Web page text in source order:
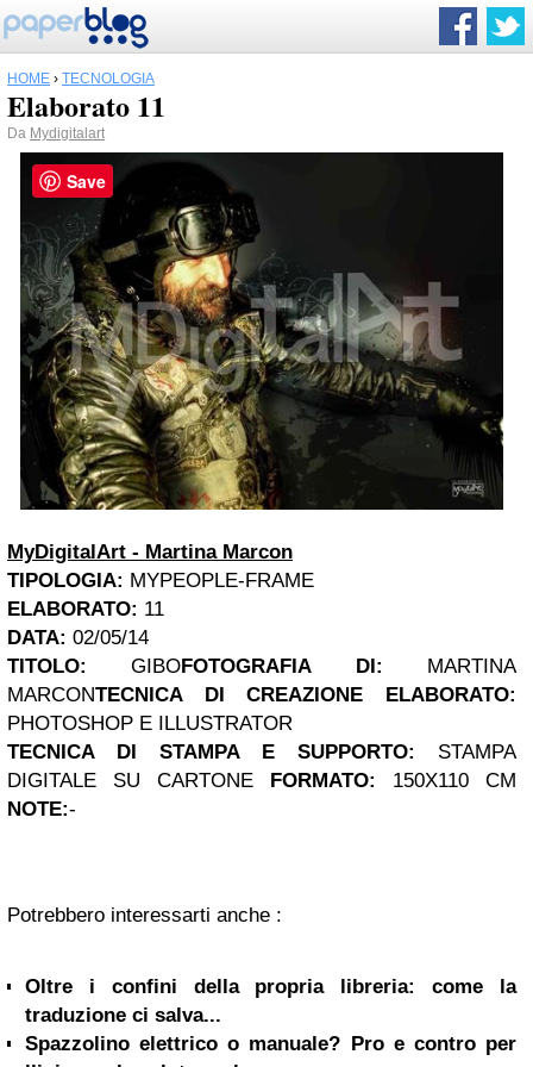
HOME › TECNOLOGIA
Elaborato 11
Da Mydigitalart
MyDigitalArt - Martina Marcon
TIPOLOGIA: MYPEOPLE-FRAME
ELABORATO: 11
DATA: 02/05/14
TITOLO:GIBOFOTOGRAFIA DI: MARTINA
MARCONTECNICA DI CREAZIONE ELABORATO:
PHOTOSHOP E ILLUSTRATOR
TECNICA DI STAMPAE SUPPORTO: STAMPA
DIGITALE SU CARTONE
FORMATO: 150X110 CM
NOTE:-
Potrebbero interessarti anche :
Oltre i confini della propria libreria: come la
traduzione ci salva...
Spazzolino elettrico o manuale? Pro e contro per
Save